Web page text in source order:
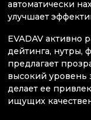
автоматически
улучшает
EVADAV активно
дейтинга, нутры,
предлагает
высокий уровень
делает ее
ищущих